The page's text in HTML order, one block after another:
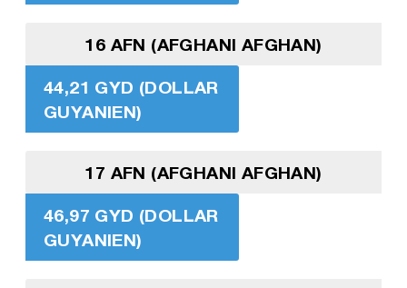
16 AFN (AFGHANI AFGHAN)
44,21 GYD (DOLLAR
GUYANIEN)
17 AFN (AFGHANI AFGHAN)
46,97 GYD (DOLLAR
GUYANIEN)